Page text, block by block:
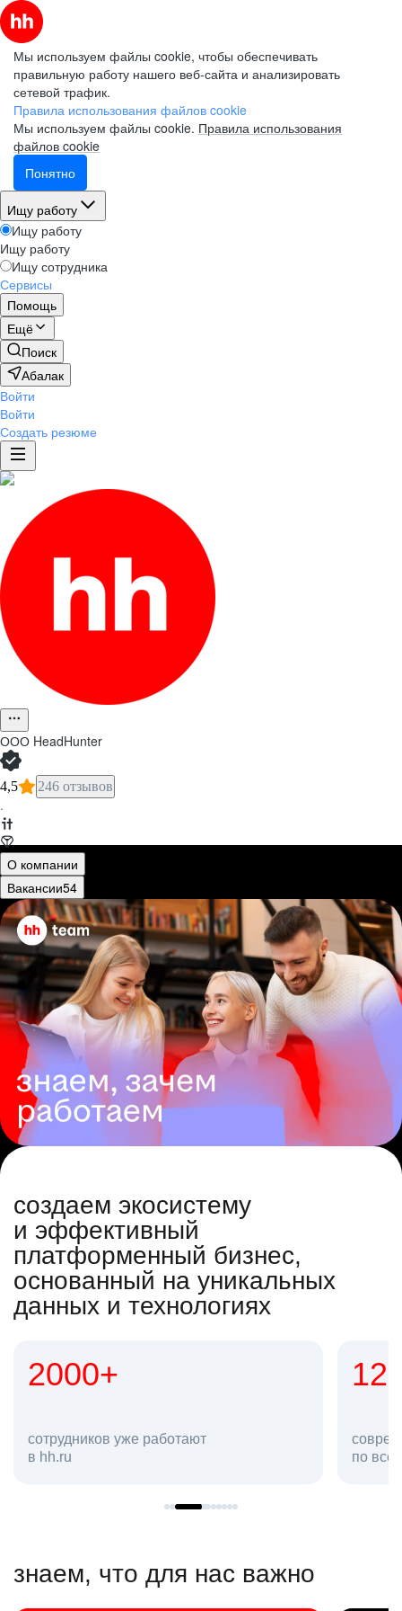
Мы используем файлы cookie, чтобы обеспечивать
правильную работу нашего веб-сайта и анализировать
сетевой трафик.
Правила использования файлов cookie
Мы используем файлы cookie. Правила использования
файлов cookie
Понятно
Ищу работу
Ищу работу
Ищу работу
Ищу сотрудника
Сервисы
Помощь
Ещё
Поиск
Абалак
Войти
Войти
Создать резюме
ООО HeadHunter
4,5 246 отзывов
·
О компании
Вакансии54
создаем экосистему
и эффективный
платформенный бизнес,
основанный на уникальных
данных и технологиях
2000+
сотрудников уже работают
в hh.ru
12
по
знаем, что для нас важно